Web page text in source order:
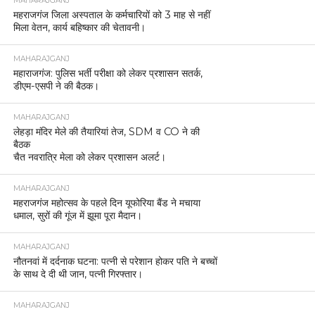
महराजगंज जिला अस्पताल के कर्मचारियों को 3 माह से नहीं
मिला वेतन, कार्य बहिष्कार की चेतावनी।
MAHARAJGANJ
महाराजगंज: पुलिस भर्ती परीक्षा को लेकर प्रशासन सतर्क,
डीएम-एसपी ने की बैठक।
MAHARAJGANJ
लेहड़ा मंदिर मेले की तैयारियां तेज, SDM व CO ने की
बैठक
चैत नवरात्रि मेला को लेकर प्रशासन अलर्ट।
MAHARAJGANJ
महराजगंज महोत्सव के पहले दिन यूफोरिया बैंड ने मचाया
धमाल, सुरों की गूंज में झूमा पूरा मैदान।
MAHARAJGANJ
नौतनवां में दर्दनाक घटना: पत्नी से परेशान होकर पति ने बच्चों
के साथ दे दी थी जान, पत्नी गिरफ्तार।
MAHARAJGANJ